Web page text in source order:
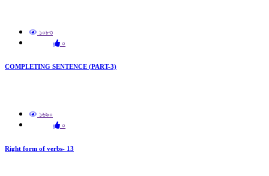
১০৮৩
০
COMPLETING SENTENCE (PART-3)
১৬৯০
০
Right form of verbs- 13